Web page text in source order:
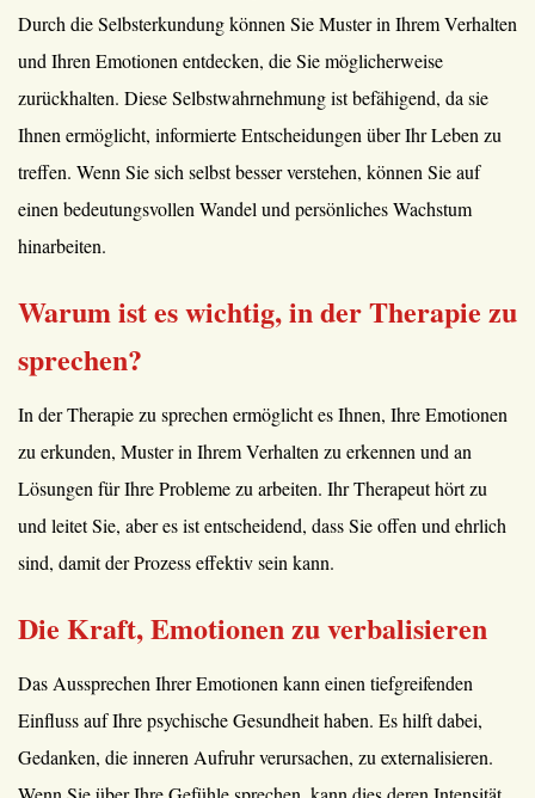
Durch die Selbsterkundung können Sie Muster in Ihrem Verhalten
und Ihren Emotionen entdecken, die Sie möglicherweise
zurückhalten. Diese Selbstwahrnehmung ist befähigend, da sie
Ihnen ermöglicht, informierte Entscheidungen über Ihr Leben zu
treffen. Wenn Sie sich selbst besser verstehen, können Sie auf
einen bedeutungsvollen Wandel und persönliches Wachstum
hinarbeiten.
Warum ist es wichtig, in der Therapie zu
sprechen?
In der Therapie zu sprechen ermöglicht es Ihnen, Ihre Emotionen
zu erkunden, Muster in Ihrem Verhalten zu erkennen und an
Lösungen für Ihre Probleme zu arbeiten. Ihr Therapeut hört zu
und leitet Sie, aber es ist entscheidend, dass Sie offen und ehrlich
sind, damit der Prozess effektiv sein kann.
Die Kraft, Emotionen zu verbalisieren
Das Aussprechen Ihrer Emotionen kann einen tiefgreifenden
Einfluss auf Ihre psychische Gesundheit haben. Es hilft dabei,
Gedanken, die inneren Aufruhr verursachen, zu externalisieren.